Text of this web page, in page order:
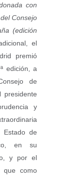
con
Consejo
(edición
el
premió
edición, a
de
presidente
y
Estado de
en su
y por el
que como